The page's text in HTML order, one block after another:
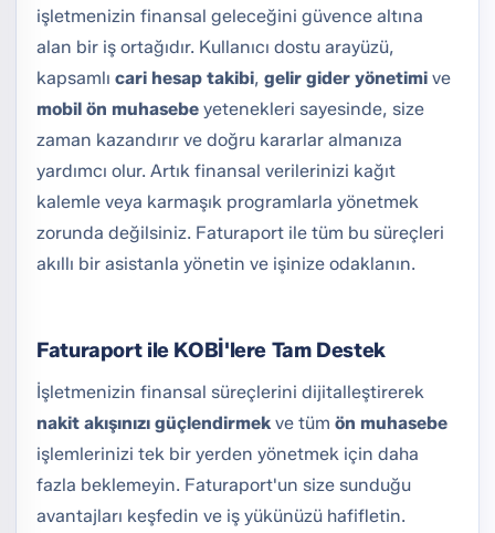
işletmenizin finansal geleceğini güvence altına
alan bir iş ortağıdır. Kullanıcı dostu arayüzü,
kapsamlı cari hesap takibi, gelir gider yönetimi ve
mobil ön muhasebe yetenekleri sayesinde, size
zaman kazandırır ve doğru kararlar almanıza
yardımcı olur. Artık finansal verilerinizi kağıt
kalemle veya karmaşık programlarla yönetmek
zorunda değilsiniz. Faturaport ile tüm bu süreçleri
akıllı bir asistanla yönetin ve işinize odaklanın.
Faturaportile KOBİ'lere Tam Destek
İşletmenizin finansal süreçlerini dijitalleştirerek
nakit akışınızı güçlendirmek ve tüm ön muhasebe
işlemlerinizi tek bir yerden yönetmek için daha
fazla beklemeyin. Faturaport'un size sunduğu
avantajları keşfedin ve iş yükünüzü hafifletin.